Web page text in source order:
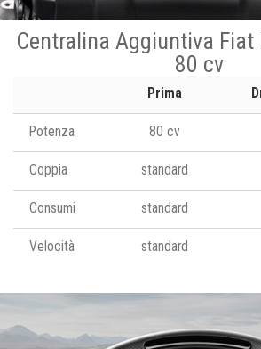
Centralina Aggiuntiva Fiat
80 cv
Prima
Potenza 80 cv
Coppia standard
Consumi standard
Velocità standard